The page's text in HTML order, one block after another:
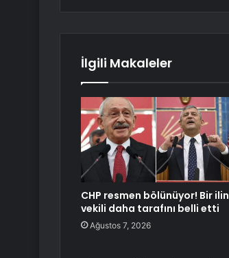
İlgili Makaleler
CHP resmen bölünüyor! Bir ilin
vekili daha tarafını belli etti
Ağustos 7, 2026